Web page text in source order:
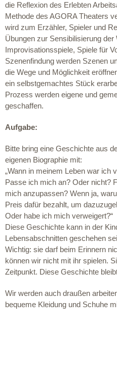
die Reflexion des Erlebten
Methode des AGORA Theaters
wird zum Erzähler, Spieler und
Übungen zur Sensibilisierung
Improvisationsspiele, Spiele für
Szenenfindung werden Szenen
die Wege und Möglichkeit
ein selbstgemachtes Stück
Prozess werden eigene und
geschaffen.
Aufgabe:
Bitte bring eine Geschichte aus
eigenen Biographie mit:
„Wann in meinem Leben war ich
Passe ich mich an? Oder nicht?
mich anzupassen? Wenn ja,
Preis dafür bezahlt, um
Oder habe ich mich verweigert?“
Diese Geschichte kann in der
Lebensabschnitten geschehen
Wichtig: sie darf beim Erinnern
können wir nicht mit ihr spielen.
Zeitpunkt. Diese Geschichte
Wir werden auch draußen
bequeme Kleidung und Schuhe